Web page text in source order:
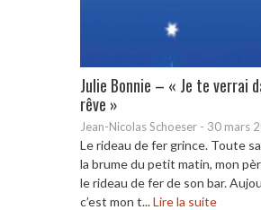
Julie Bonnie – « Je te verrai
rêve »
Jean-Nicolas Schoeser - 30 mars
Le rideau de fer grince. Toute
la brume du petit matin, mon
le rideau de fer de son bar.
c’est mon t...Lire la suite